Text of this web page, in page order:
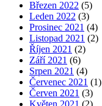
Březen 2022 (5)
Leden 2022 (3)
Prosinec 2021 (4)
Listopad 2021 (2)
Říjen 2021 (2)
Září 2021 (6)
Srpen 2021 (4)
Červenec 2021 (1)
Červen 2021 (3)
Květen 2021 (2)